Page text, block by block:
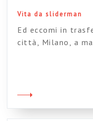
Vita da sliderman
Ed eccomi in
città, Milano, a